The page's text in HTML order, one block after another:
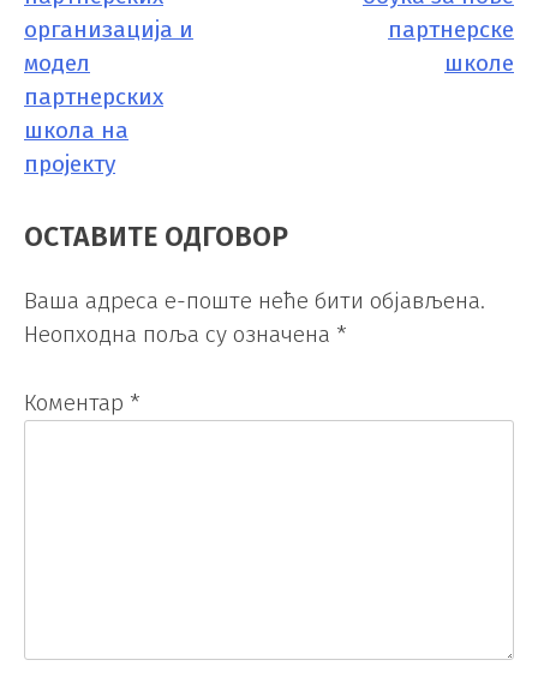
ЧЛАНКА
организација и
модел
партнерских
школа на
пројекту
партнерске
школе
ОСТАВИТЕ ОДГОВОР
Ваша адреса е-поште неће бити објављена.
Неопходна поља су означена *
Коментар *